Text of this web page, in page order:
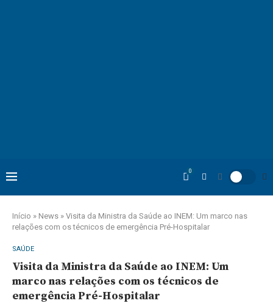
0
Início » News » Visita da Ministra da Saúde ao INEM: Um marco nas
relações com os técnicos de emergência Pré-Hospitalar
SAÚDE
Visita da Ministra da Saúde ao INEM: Um
marco nas relações com os técnicos de
emergência Pré-Hospitalar